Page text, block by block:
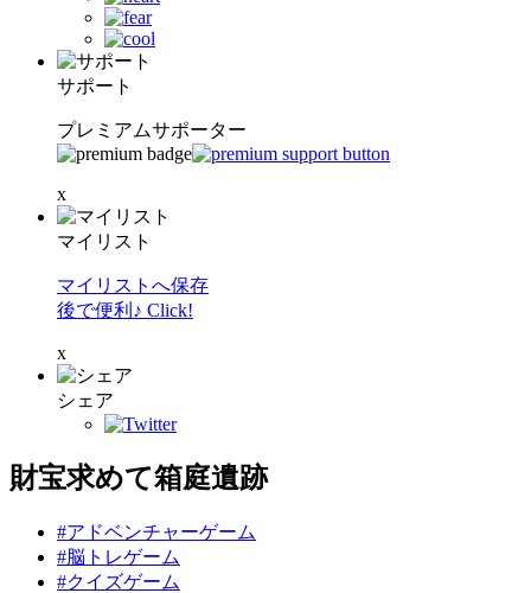
サポート
プレミアムサポーター
x
マイリスト
マイリストへ保存
後で便利♪ Click!
x
シェア
財宝求めて箱庭遺跡
#アドベンチャーゲーム
#脳トレゲーム
#クイズゲーム